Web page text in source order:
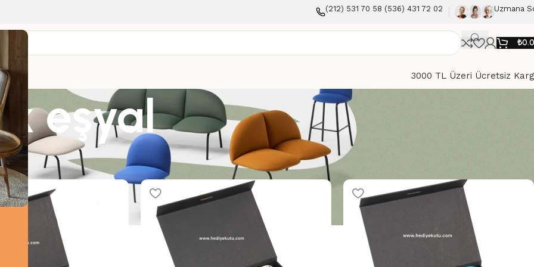
(212) 531 70 58 (536) 431 72 02 Uzmana
₺
3000 TL Üzeri Ücretsiz
eşyal
“VIP hediyelik eşyal” olarak etiketlendi Göster 12 18